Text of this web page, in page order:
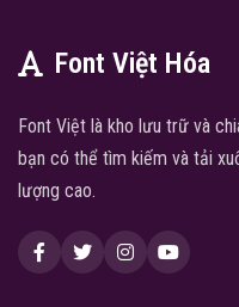
Font Việt Hóa
Font Việt là kho lưu trữ và
bạn có thể tìm kiếm và tải
lượng cao.